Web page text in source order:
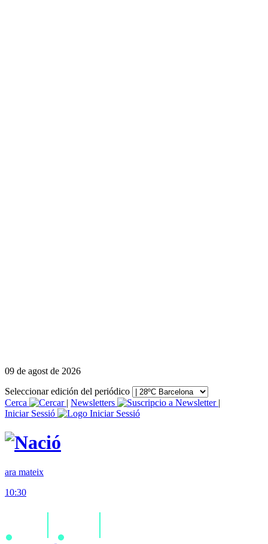
09 de agost de 2026
Seleccionar edición del periódico
Cerca
| Newsletters
|
Iniciar Sessió
ara mateix
10:30